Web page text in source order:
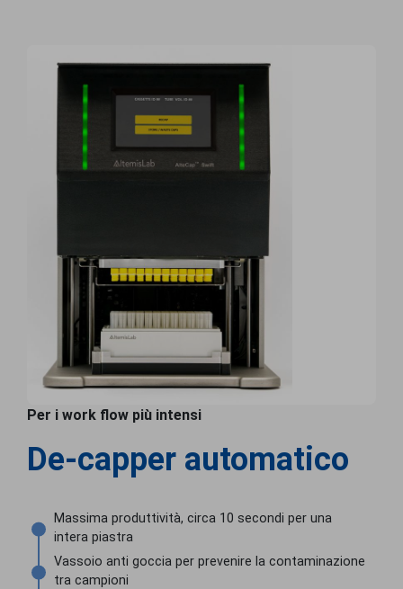
Per i work flow più intensi
De-capper automatico
Massima produttività, circa 10 secondi per una
intera piastra
Vassoio anti goccia per prevenire la contaminazione
tra campioni